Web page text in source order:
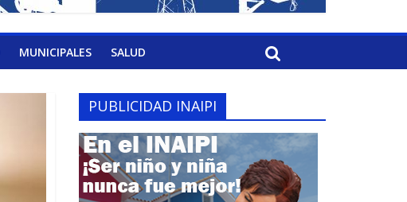
MUNICIPALES SALUD
PUBLICIDAD INAIPI